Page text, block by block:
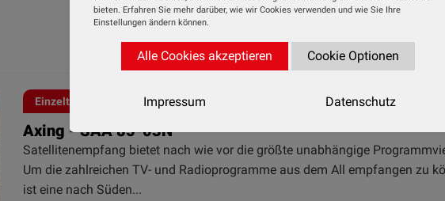
Einzeltest Satelliten-Antenne
Axing - SAA 85-03N
Satellitenempfang bietet nach wie vor die größte unabhängige
Um die zahlreichen TV- und Radioprogramme aus dem All empfangen zu
ist eine nach Süden...
bieten. Erfahren Sie mehr darüber, wie wir Cookies verwenden und wie Sie Ihre
Einstellungen ändern können.
Alle Cookies akzeptieren Cookie Optionen
Impressum Datenschutz